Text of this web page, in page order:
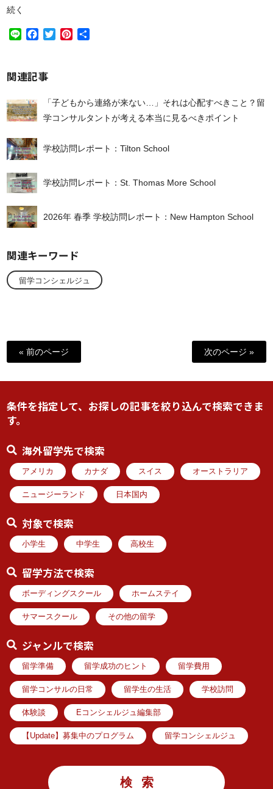
続く
Line Facebook
TwitterPinterest
関連記事
「子どもから連絡が来ない…」それは心配すべきこと？留
学コンサルタントが考える本当に見るべきポイント
学校訪問レポート：Tilton School
学校訪問レポート：St. Thomas More School
2026年 春季 学校訪問レポート：New Hampton School
関連キーワード
留学コンシェルジュ
« 前のページ 次のページ »
条件を指定して、お探しの記事を絞り込んで検索できま
す。
海外留学先で検索
アメリカ カナダ スイス オーストラリア
ニュージーランド 日本国内
対象で検索
小学生 中学生 高校生
留学方法で検索
ボーディングスクール ホームステイ
サマースクール その他の留学
ジャンルで検索
留学準備 留学成功のヒント 留学費用
留学コンサルの日常 留学生の生活 学校訪問
体験談 Eコンシェルジュ編集部
【Update】募集中のプログラム 留学コンシェルジュ